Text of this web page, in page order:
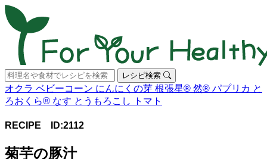
レシピ検索
オクラ ベビーコーン にんにくの芽 根張星® 然® パプリカ と
ろおくら® なす とうもろこし トマト
RECIPE ID:2112
菊芋の豚汁